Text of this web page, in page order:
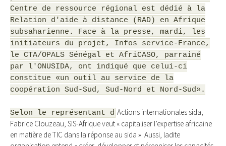
Centre de ressource régional est dédié à la
Relation d'aide à distance (RAD) en Afrique
subsaharienne. Face à la presse, mardi, les
initiateurs du projet, Infos service-France,
le CTA/OPALS Sénégal et AfriCASO, parrainé
par l'ONUSIDA, ont indiqué que celui-ci
constitue «un outil au service de la
coopération Sud-Sud, Sud-Nord et Nord-Sud».
Selon le représentant d Actions internationales sida,
Fabrice Clouzeau, SIS-Afrique veut « capitaliser l’expertise africaine
en matière de TIC dans la réponse au sida ». Aussi, ladite